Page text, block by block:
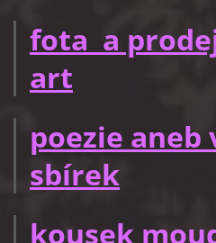
fota a
art
poezie aneb
sbírek
kousek